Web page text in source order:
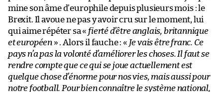
mine son âme d’europhile depuis plusieurs mois : le
Brexit. Il avoue ne pas y avoir cru sur le moment, lui
qui aime répéter sa « fierté d’être anglais, britannique
et européen » . Alors il fauche : « Je vais être franc. Ce
pays n’a pas la volonté d’améliorer les choses. Il faut se
rendre compte que ce qui se joue actuellement est
quelque chose d’énorme pour nos vies, mais aussi pour
notre football. Pour bien connaître le système national,